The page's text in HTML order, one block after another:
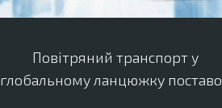
Повітряний транспорт у
глобальному ланцюжку